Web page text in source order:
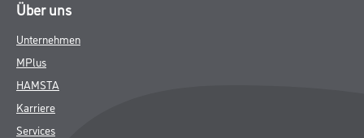
Über uns
Unternehmen
MPlus
HAMSTA
Karriere
Services